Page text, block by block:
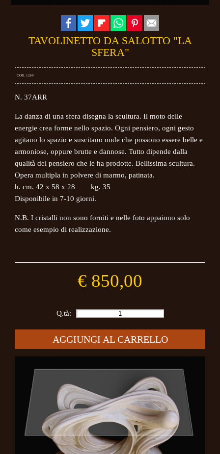
TAVOLINETTO DA SALOTTO "LA
SFERA"
COD. 1269
N. 37ARR
La danza di una sfera disegna la scultura. Il moto delle
energie crea forme nello spazio. Ogni pensiero, ogni gesto
agitano lo spazio e suscitano onde che possono essere belle e
armoniose, oppure brutte e dannose. Tutto dipende dalla
qualità del pensiero che le ha prodotte.Bellissima scultura.
Opera multipla in polvere di marmo, patinata.
h. cm. 42 x 58 x 28 kg. 35
Disponibile in 7-10 giorni.
N.B. I cristalli non sono forniti e nelle foto appaiono solo
come esempio di realizzazione.
€ 850,00
Q.tà:
AGGIUNGI AL CARRELLO